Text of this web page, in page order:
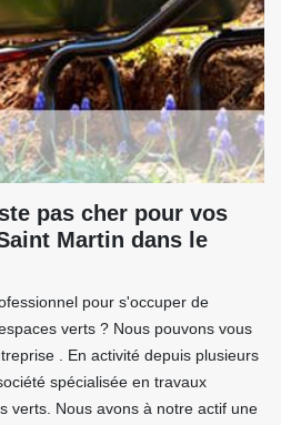
pas cher pour vos
Martin dans le
pour s'occuper de
verts ? Nous pouvons vous
. En activité depuis plusieurs
spécialisée en travaux
verts. Nous avons à notre actif une